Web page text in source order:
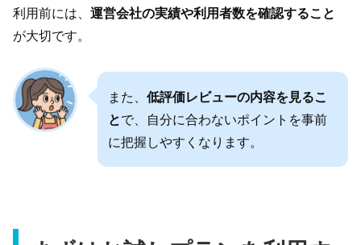
利用前には、運営会社の実績や利用者数を確認すること
が大切です。
また、低評価レビューの内容を見るこ
とで、自分に合わないポイントを事前
に把握しやすくなります。